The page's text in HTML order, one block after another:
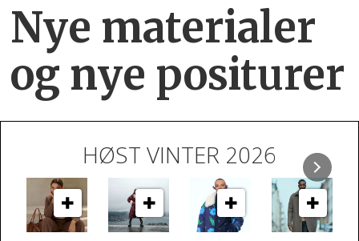
Nye materialer
og nye positurer
HØST VINTER 2026